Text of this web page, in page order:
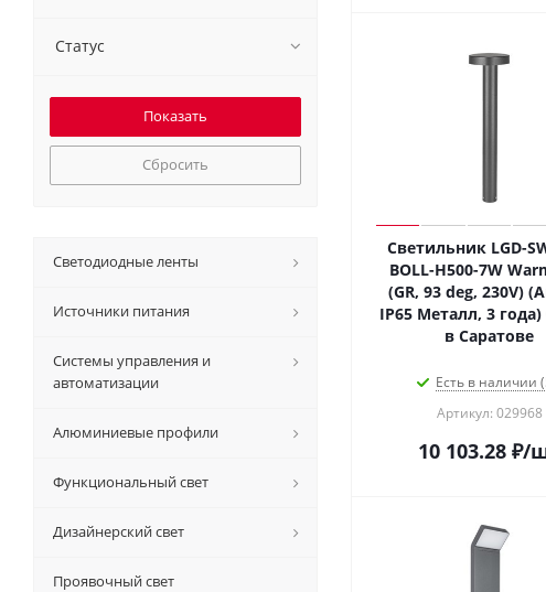
Светильник LGD-
BOLL-H500-7W
(GR, 93 deg, 230V)
IP65 Металл, 3 года)
в Саратове
Есть в наличии
Артикул: 029968
10 103.28 ₽/
Статус
Сбросить
Светодиодные ленты
Источники питания
Системы управления и
автоматизации
Алюминиевые профили
Функциональный свет
Дизайнерский свет
Проявочный свет